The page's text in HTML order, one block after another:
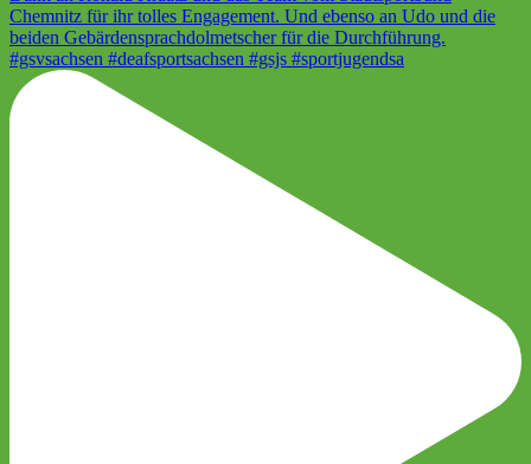
#gsvsachsen #deafsportsachsen #gsjs #sportjugendsa